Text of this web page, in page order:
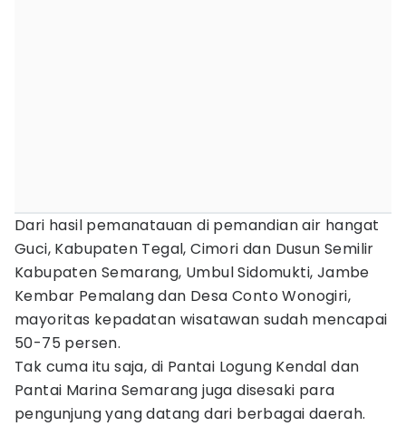
Dari hasil pemanatauan di pemandian air hangat
Guci, Kabupaten Tegal, Cimori dan Dusun Semilir
Kabupaten Semarang, Umbul Sidomukti, Jambe
Kembar Pemalang dan Desa Conto Wonogiri,
mayoritas kepadatan wisatawan sudah mencapai
50-75 persen.
Tak cuma itu saja, di Pantai Logung Kendal dan
Pantai Marina Semarang juga disesaki para
pengunjung yang datang dari berbagai daerah.